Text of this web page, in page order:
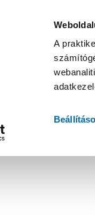
A